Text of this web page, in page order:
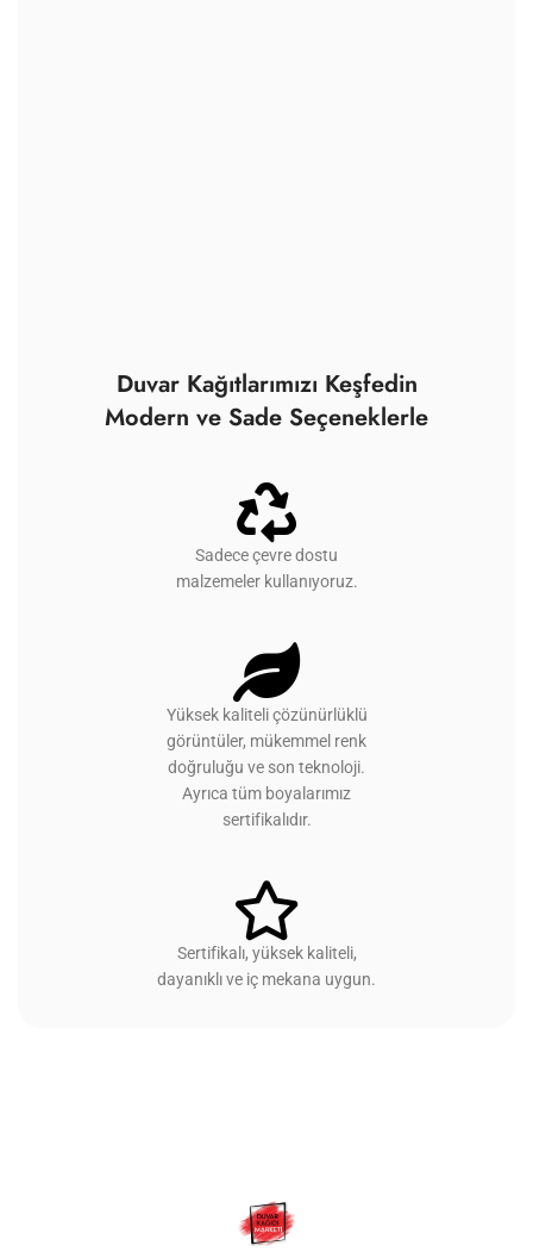
Duvar Kağıtlarımızı Keşfedin
Modern ve Sade Seçeneklerle
Sadece çevre dostu
malzemeler kullanıyoruz.
Yüksek kaliteli çözünürlüklü
görüntüler, mükemmel renk
doğruluğu ve son teknoloji.
Ayrıca tüm boyalarımız
sertifikalıdır.
Sertifikalı, yüksek kaliteli,
dayanıklı ve iç mekana uygun.